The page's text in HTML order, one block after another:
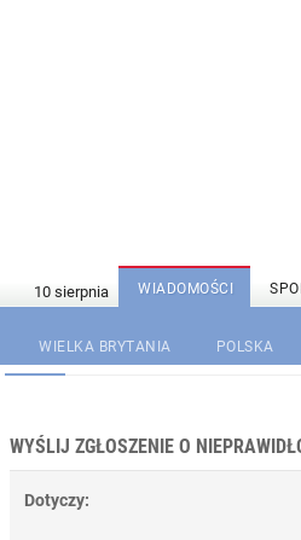
WIADOMOŚCI
WIELKA BRYTANIA POLSKA
WYŚLIJ ZGŁOSZENIE O
Dotyczy: